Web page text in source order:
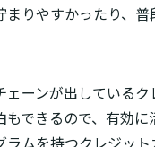
まりやすかったり、
ェーンが出している
もできるので、有効
ムを持つクレジッ